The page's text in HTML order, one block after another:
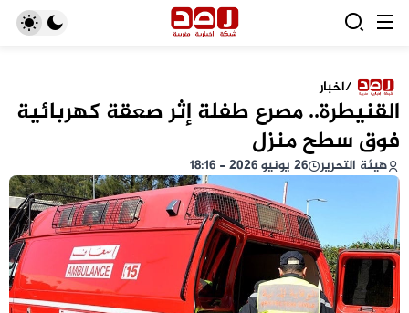
/اخبار
القنيطرة.. مصرع طفلة إثر صعقة كهربائية
فوق سطح منزل
هيئة التحرير 26 يونيو 2026 - 18:16